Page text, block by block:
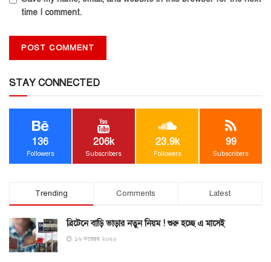
time I comment.
STAY CONNECTED
136
Followers
206k
Subscribers
23.9k
Followers
99
Subscribers
Trending Comments Latest
ব্রিটেনে বাড়ি ভাড়ার নতুন নিয়ম ! শুরু হচ্ছে এ মাসেই
১৬ নভেম্বর ২০২০